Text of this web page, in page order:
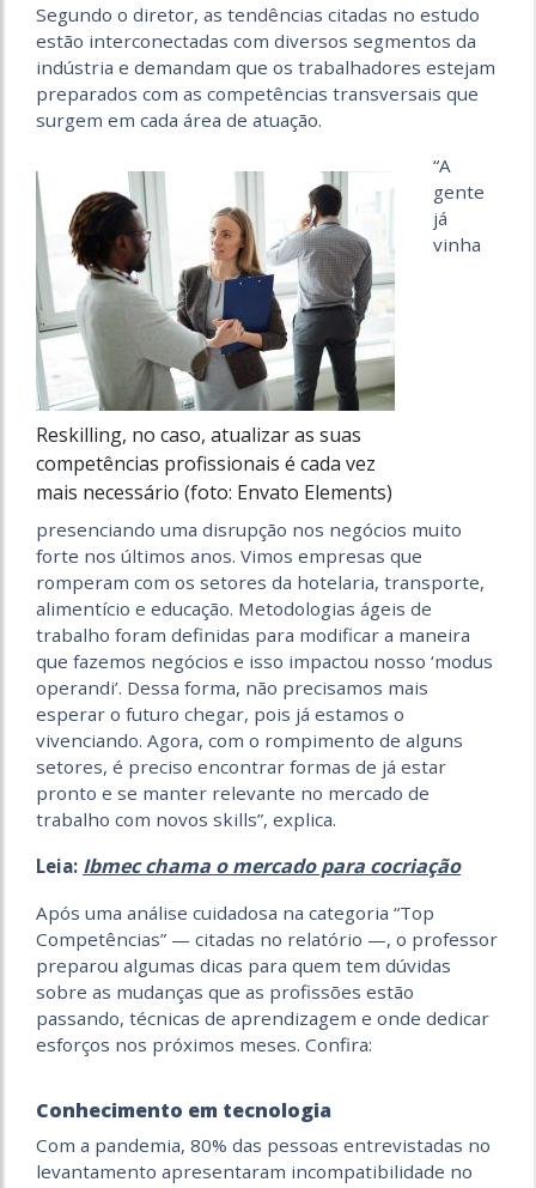
Segundo o diretor, as tendências citadas no estudo
estão interconectadas com diversos segmentos da
indústria e demandam que os trabalhadores estejam
preparados com as competências transversais que
surgem em cada área de atuação.
Reskilling, no caso, atualizar as suas
competências profissionais é cada vez
mais necessário (foto: Envato Elements)
“A
gente
já
vinha
presenciando uma disrupção nos negócios muito
forte nos últimos anos. Vimos empresas que
romperam com os setores da hotelaria, transporte,
alimentício e educação. Metodologias ágeis de
trabalho foram definidas para modificar a maneira
que fazemos negócios e isso impactou nosso ‘modus
operandi’. Dessa forma, não precisamos mais
esperar o futuro chegar, pois já estamos o
vivenciando. Agora, com o rompimento de alguns
setores, é preciso encontrar formas de já estar
pronto e se manter relevante no mercado de
trabalho com novos skills”, explica.
Leia: Ibmec chama o mercado para cocriação
Após uma análise cuidadosa na categoria “Top
Competências” — citadas no relatório —, o professor
preparou algumas dicas para quem tem dúvidas
sobre as mudanças que as profissões estão
passando, técnicas de aprendizagem e onde dedicar
esforços nos próximos meses. Confira:
Conhecimento em tecnologia
Com a pandemia, 80% das pessoas entrevistadas no
levantamento apresentaram incompatibilidade no